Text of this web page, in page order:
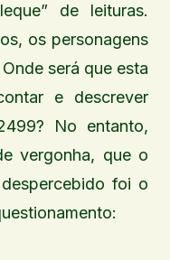
de leituras.
os personagens
será que esta
e descrever
No entanto,
vergonha, que o
foi o